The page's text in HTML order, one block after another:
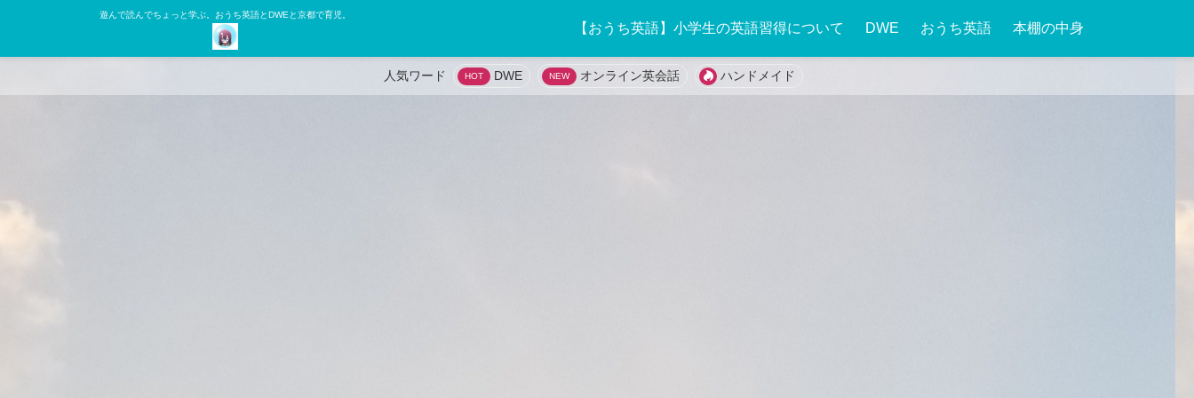
遊んで読んでちょっと学ぶ。おうち英語とDWEと京都で育児。
【おうち英語】小学生の英語習得について DWE おうち英語 本棚の中身
DWE オンライン英会話 ハンドメイド